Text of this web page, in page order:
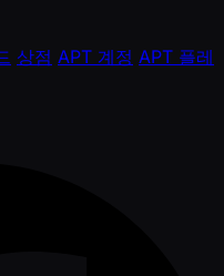
상점 APT 계정 APT 플레